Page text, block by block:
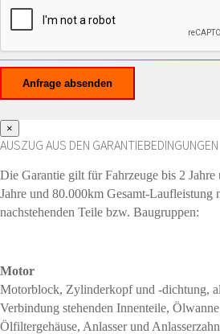
×
AUSZUG AUS DEN GARANTIEBEDINGUNGEN
Die Garantie gilt für Fahrzeuge bis 2
Jahre und 80.000km Gesamt-Laufleistung
nachstehenden Teile bzw. Baugruppen:
Motor
Motorblock, Zylinderkopf und -dichtung,
Verbindung stehenden Innenteile,
Ölfiltergehäuse, Anlasser und